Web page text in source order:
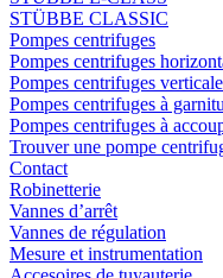
STÜBBE CLASSIC
Pompes centrifuges
Pompes centrifuges
Pompes centrifuges
Pompes centrifuges à
Pompes centrifuges à
Trouver une pompe
Contact
Robinetterie
Vannes d’arrêt
Vannes de régulation
Mesure et instrumentation